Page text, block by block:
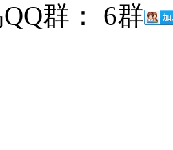
群： 6群